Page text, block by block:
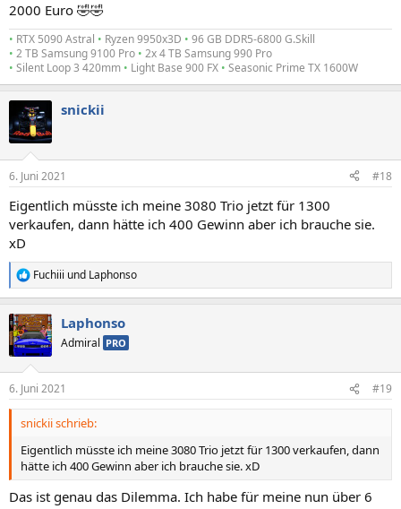
2000 Euro 🤣🤣
• RTX 5090 Astral • Ryzen 9950x3D • 96 GB DDR5-6800 G.Skill
• 2 TB Samsung 9100 Pro • 2x 4 TB Samsung 990 Pro
• Silent Loop 3 420mm • Light Base 900 FX • Seasonic Prime TX 1600W
snickii
6. Juni 2021 #18
Eigentlich müsste ich meine 3080 Trio jetzt für 1300
verkaufen, dann hätte ich 400 Gewinn aber ich brauche sie.
xD
R
e
k
t
i
e
n
Fuchiii und Laphonso
Laphonso
Admiral PRO
6. Juni 2021 #19
snickii schrieb:
Eigentlich müsste ich meine 3080 Trio jetzt für 1300 verkaufen, dann
hätte ich 400 Gewinn aber ich brauche sie. xD
Das ist genau das Dilemma. Ich habe für meine nun über 6